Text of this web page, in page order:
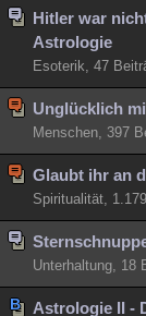
Hitler war
Astrologie
Esoterik, 47
Unglücklich
Menschen, 397
Glaubt ihr an
Spiritualität,
Unterhaltung, 18
Astrologie II -